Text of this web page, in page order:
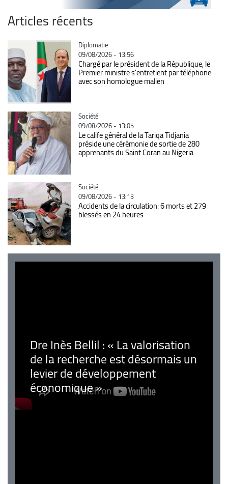
Articles récents
Catégorie
Diplomatie
09/08/2026 - 13:56
Chargé par le président de la République, le
Premier ministre s'entretient par téléphone
avec son homologue malien
Catégorie
Société
09/08/2026 - 13:05
Le calife général de la Tariqa Tidjania
préside une cérémonie de sortie de 280
apprenants du Saint Coran au Nigeria
Catégorie
Société
09/08/2026 - 13:13
Accidents de la circulation: 6 morts et 279
blessés en 24 heures
Dre Inès Bellil : « La valorisation
de la recherche est désormais un
levier de développement
économique »